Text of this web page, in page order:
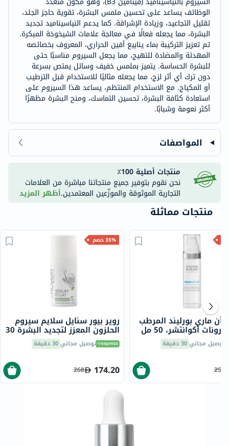
الوظائف يساعد على تحسين ملمس البشرة، تقوية حاجز الجلد،
تقليل التجاعيد، وزيادة الإشراقة. كما يدعم النياسيناميد تجديد
البشرة، مما يجعله فعالًا في معالجة علامات الشيخوخة المبكرة.
تم تعزيز التركيبة بماء ينابيع أفين الحراري، المعروف بخصائصه
المهدئة والمضادة للتهيج، مما يجعل السيروم مناسبًا حتى
للبشرة الحساسة. يتميز بملمس خفيف وسائل يمتص بسرعة
دون ترك أي أثر لزج، مما يجعله مثاليًا للاستخدام قبل الترطيب
أو المكياج. مع الاستخدام المنتظم، يساعد هذا السيروم على
استعادة كثافة البشرة، تحسين التماسك، ومنح البشرة مظهرًا
أكثر نعومة وشبابًا.
المواصفات
منتجات أصلية 100٪
نحن نقوم بتوفير جميع منتجاتنا مباشرة من العلامات
التجارية الموثوقة والموزّعين المعتمدين.أظهر المزيد
منتجات مماثلة
35% خصم
روير بيور سنايل سلايم سيروم
الحلزون المعزز لتجديد البشرة 30
مل توصيل مجاني 30 دقيقة
174.20
268
آن ماري بورليند المرطب
أكوانتشر، 50 مل
توصيل مجاني30 دقيقة
255